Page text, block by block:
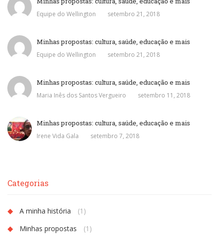
Equipe do Wellington setembro 21, 2018
Minhas propostas: cultura, saúde, educação e mais
Equipe do Wellington setembro 21, 2018
Minhas propostas: cultura, saúde, educação e mais
Maria Inês dos Santos Vergueiro setembro 11, 2018
Minhas propostas: cultura, saúde, educação e mais
Irene Vida Gala setembro 7, 2018
Categorias
A minha história
(1)
Minhas propostas
(1)